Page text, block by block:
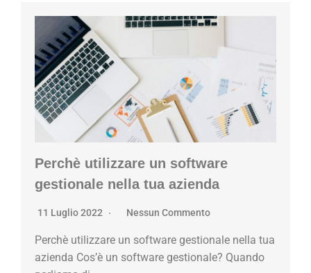
Perchè utilizzare un software
gestionale nella tua azienda
11 Luglio 2022 Nessun Commento
Perchè utilizzare un software gestionale nella tua
azienda Cos’è un software gestionale? Quando